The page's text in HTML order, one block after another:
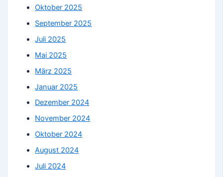
Oktober 2025
September 2025
Juli 2025
Mai 2025
März 2025
Januar 2025
Dezember 2024
November 2024
Oktober 2024
August 2024
Juli 2024